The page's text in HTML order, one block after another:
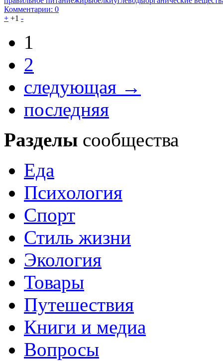
Комментарии: 0
+ +1 -
1
2
следующая →
последняя
Разделы сообщества
Еда
Психология
Спорт
Стиль жизни
Экология
Товары
Путешествия
Книги и медиа
Вопросы